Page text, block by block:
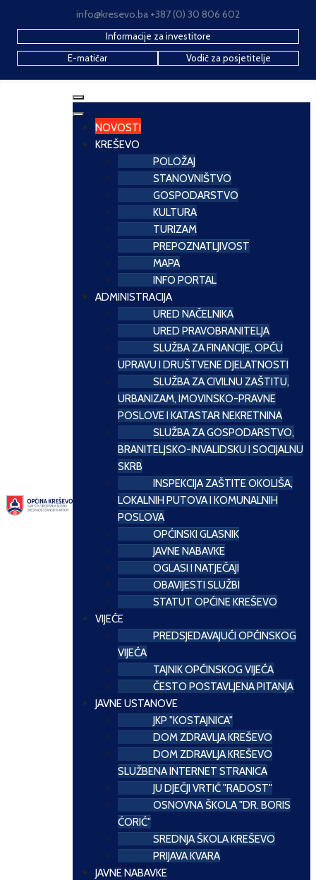
info@kresevo.ba +387 (0) 30 806 602
Informacije za investitore
E-matičar
Vodič za posjetitelje
NOVOSTI
KREŠEVO
POLOŽAJ
STANOVNIŠTVO
GOSPODARSTVO
KULTURA
TURIZAM
PREPOZNATLJIVOST
MAPA
INFO PORTAL
ADMINISTRACIJA
URED NAČELNIKA
URED PRAVOBRANITELJA
SLUŽBA ZA FINANCIJE, OPĆU
UPRAVU I DRUŠTVENE DJELATNOSTI
SLUŽBA ZA CIVILNU ZAŠTITU,
URBANIZAM, IMOVINSKO-PRAVNE
POSLOVE I KATASTAR NEKRETNINA
SLUŽBA ZA GOSPODARSTVO,
BRANITELJSKO-INVALIDSKU I SOCIJALNU
SKRB
INSPEKCIJA ZAŠTITE OKOLIŠA,
LOKALNIH PUTOVA I KOMUNALNIH
POSLOVA
OPĆINSKI GLASNIK
JAVNE NABAVKE
OGLASI I NATJEČAJI
OBAVIJESTI SLUŽBI
STATUT OPĆINE KREŠEVO
VIJEĆE
PREDSJEDAVAJUĆI OPĆINSKOG
VIJEĆA
TAJNIK OPĆINSKOG VIJEĆA
ČESTO POSTAVLJENA PITANJA
JAVNE USTANOVE
JKP "KOSTAJNICA"
DOM ZDRAVLJA KREŠEVO
DOM ZDRAVLJA KREŠEVO
SLUŽBENA INTERNET STRANICA
JU DJEČJI VRTIĆ "RADOST"
OSNOVNA ŠKOLA "DR. BORIS
ĆORIĆ"
SREDNJA ŠKOLA KREŠEVO
PRIJAVA KVARA
JAVNE NABAVKE